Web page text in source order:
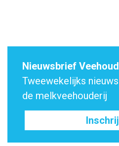
Nieuwsbrief
Tweewekelijks
de melkveehouderij